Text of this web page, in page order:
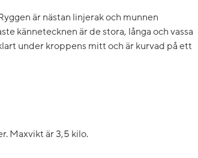
är nästan linjerak och munnen
kännetecknen är de stora, långa och vassa
under kroppens mitt och är kurvad på ett
Maxvikt är 3,5 kilo.